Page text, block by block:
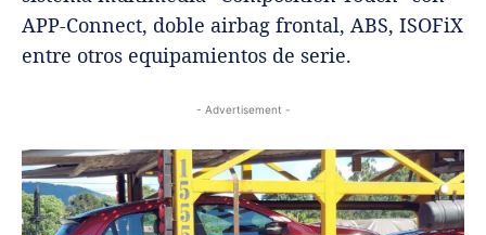
APP-Connect, doble airbag frontal, ABS, ISOFiX
entre otros equipamientos de serie.
- Advertisement -